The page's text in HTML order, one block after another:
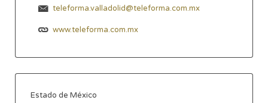
teleforma.valladolid@teleforma.com.mx
www.teleforma.com.mx
Estado de México